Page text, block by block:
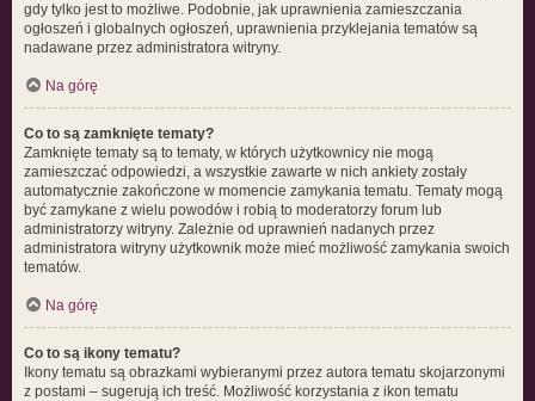
gdy tylko jest to możliwe. Podobnie, jak uprawnienia zamieszczania
ogłoszeń i globalnych ogłoszeń, uprawnienia przyklejania tematów są
nadawane przez administratora witryny.
Na górę
Co to są zamknięte tematy?
Zamknięte tematy są to tematy, w których użytkownicy nie mogą
zamieszczać odpowiedzi, a wszystkie zawarte w nich ankiety zostały
automatycznie zakończone w momencie zamykania tematu. Tematy mogą
być zamykane z wielu powodów i robią to moderatorzy forum lub
administratorzy witryny. Zależnie od uprawnień nadanych przez
administratora witryny użytkownik może mieć możliwość zamykania swoich
tematów.
Na górę
Co to są ikony tematu?
Ikony tematu są obrazkami wybieranymi przez autora tematu skojarzonymi
z postami – sugerują ich treść. Możliwość korzystania z ikon tematu